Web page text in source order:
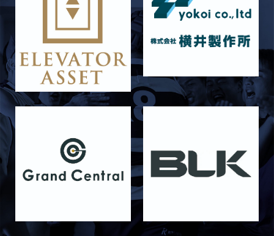
6月13日 名城大学
2026/06/12
STAFF blog
【Rits Familyのバトン】vol. 1 北村瞬太郎
2026/06/03
STAFF blog
【「イヤーブック2026」にお名前を掲載／サポ
ーター募集のお知らせ】
STAFF blog
2026/05/31
5月30日 関西学院大学CD
2026/05/27
STAFF blog
2026年度 新入部員のお知らせ
5月24日 京都産業大学